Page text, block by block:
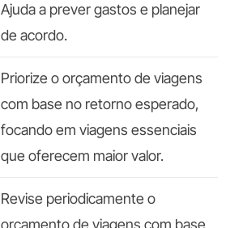
Ajuda a prever gastos e planejar
de acordo.
Priorize o orçamento de viagens
com base no retorno esperado,
focando em viagens essenciais
que oferecem maior valor.
Revise periodicamente o
orçamento de viagens com base